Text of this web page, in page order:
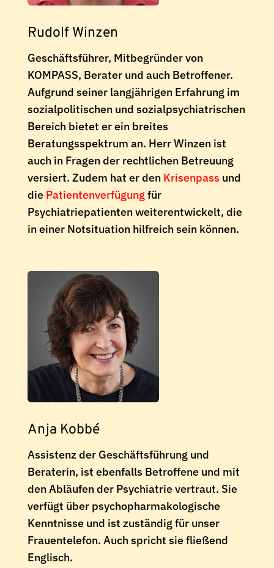
Rudolf Winzen
Geschäftsführer, Mitbegründer von
KOMPASS, Berater und auch Betroffener.
Aufgrund seiner langjährigen Erfahrung im
sozialpolitischen und sozialpsychiatrischen
Bereich bietet er ein breites
Beratungsspektrum an. Herr Winzen ist
auch in Fragen der rechtlichen Betreuung
versiert. Zudem hat er den Krisenpass und
die Patientenverfügungfür
Psychiatriepatienten weiterentwickelt, die
in einer Notsituation hilfreich sein können.
Anja Kobbé
Assistenz der Geschäftsführung und
Beraterin, ist ebenfalls Betroffene und mit
den Abläufen der Psychiatrie vertraut. Sie
verfügt über psychopharmakologische
Kenntnisse und ist zuständig für unser
Frauentelefon. Auch spricht sie fließend
Englisch.